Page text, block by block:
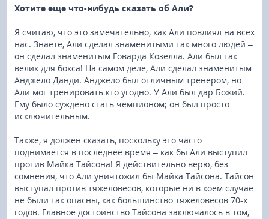
Хотите еще что-нибудь сказать об Али?
Я считаю, что это замечательно, как Али повлиял на всех
нас. Знаете, Али сделал знаменитыми так много людей –
он сделал знаменитым Говарда Козелла. Али был так
велик для бокса! На самом деле, Али сделал знаменитым
Анджело Данди. Анджело был отличным тренером, но
Али мог тренировать кто угодно. У Али был дар Божий.
Ему было суждено стать чемпионом; он был просто
исключительным.
Также, я должен сказать, поскольку это часто
поднимается в последнее время – как бы Али выступил
против Майка Тайсона! Я действительно верю, без
сомнения, что Али уничтожил бы Майка Тайсона. Тайсон
выступал против тяжеловесов, которые ни в коем случае
не были так опасны, как большинство тяжеловесов 70-х
годов. Главное достоинство Тайсона заключалось в том,